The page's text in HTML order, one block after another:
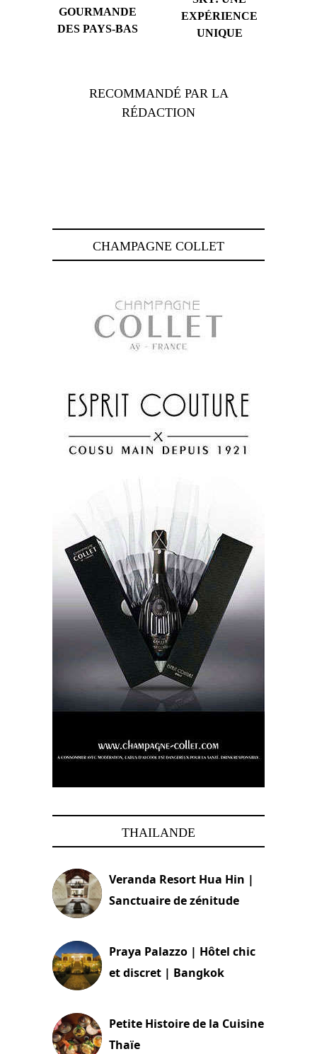
GOURMANDE
DES PAYS-BAS
EXPÉRIENCE
UNIQUE
RECOMMANDÉ PAR LA
RÉDACTION
CHAMPAGNE COLLET
THAILANDE
Veranda Resort Hua Hin |
Sanctuaire de zénitude
Praya Palazzo | Hôtel chic
et discret | Bangkok
Petite Histoire de la Cuisine
Thaïe